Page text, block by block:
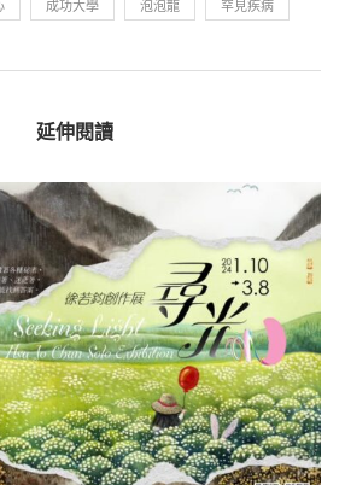
成功大學 泡泡龍 罕見疾病
延伸閱讀